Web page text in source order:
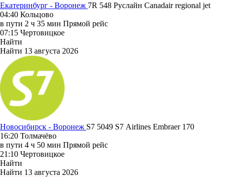
Екатеринбург - Воронеж 7R 548 Руслайн Canadair regional jet
04:40 Кольцово
в пути 2 ч 35 мин Прямой рейс
07:15 Чертовицкое
Найти
Найти 13 августа 2026
Новосибирск - Воронеж S7 5049 S7 Airlines Embraer 170
16:20 Толмачёво
в пути 4 ч 50 мин Прямой рейс
21:10 Чертовицкое
Найти
Найти 13 августа 2026